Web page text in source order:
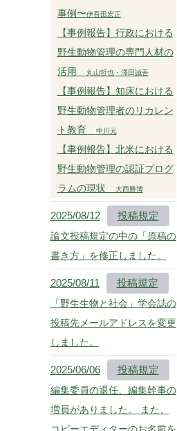
事例〜伊吾田宏正
【事例報告】行政における
野生動物管理の専門人材の
活用
丸山哲也・澤田誠吾
【事例報告】知床における
野生動物管理者のリカレン
ト教育
中川元
【事例報告】北米における
野生動物管理の認証プログ
ラムの現状
大西勝博
2025/08/12 投稿規定
論文投稿規定の中の「原稿の
書き方」を修正しました。
2025/08/11 投稿規定
「野生生物と社会」学会誌の
投稿先メールアドレスを変更
しました。
2025/06/06 投稿規定
編集委員の退任、編集幹事の
増員がありました。 また、
コピーエディターのお名前を